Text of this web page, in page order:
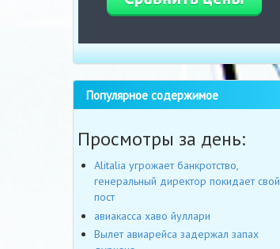
Популярное содержимое
Просмотры за день:
Alitalia угрожает банкротство,
генеральный директор покидает свой
пост
авиакасса хаво йуллари
Вылет авиарейса задержал запах